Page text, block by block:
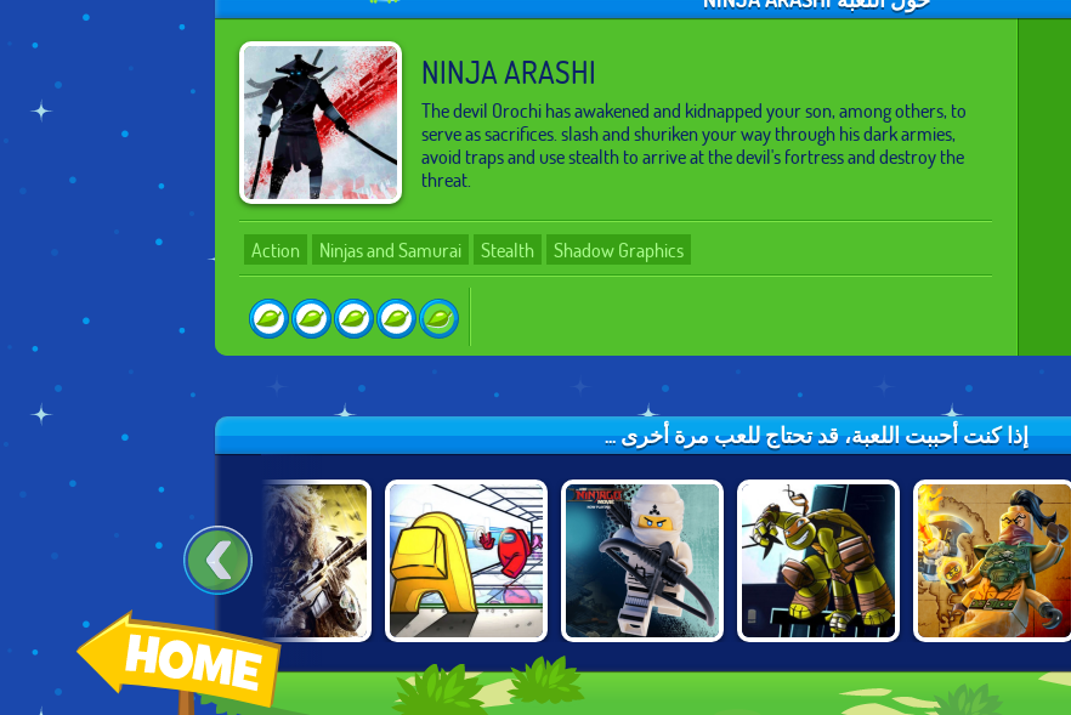
NINJA ARASHI
The devil Orochi has awakened and kidnapped your son, among others, to
serve as sacrifices. slash and shuriken your way through his dark armies,
avoid traps and use stealth to arrive at the devil's fortress and destroy the
threat.
Action Ninjas and Samurai Stealth Shadow Graphics
إذا كنت أحببت اللعبة، قد تحتاج للعب مرة أخرى ...
SKYBOUND
HEROES
AMONG US:
KILLER
STEALTH SNIPER
BIG HUNTER
ONLINE